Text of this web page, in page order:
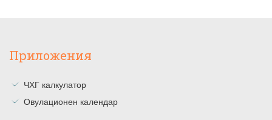
Приложения
ЧХГ калкулатор
Овулационен календар